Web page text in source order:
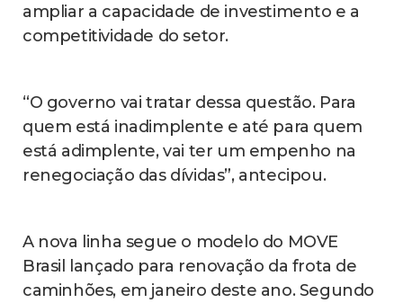
ampliar a capacidade de investimento e a
competitividade do setor.
“O governo vai tratar dessa questão. Para
quem está inadimplente e até para quem
está adimplente, vai ter um empenho na
renegociação das dívidas”, antecipou.
A nova linha segue o modelo do MOVE
Brasil lançado para renovação da frota de
caminhões, em janeiro deste ano. Segundo